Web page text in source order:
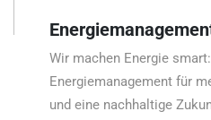
Wir machen Energie
Energiemanagement für
und eine nachhaltige